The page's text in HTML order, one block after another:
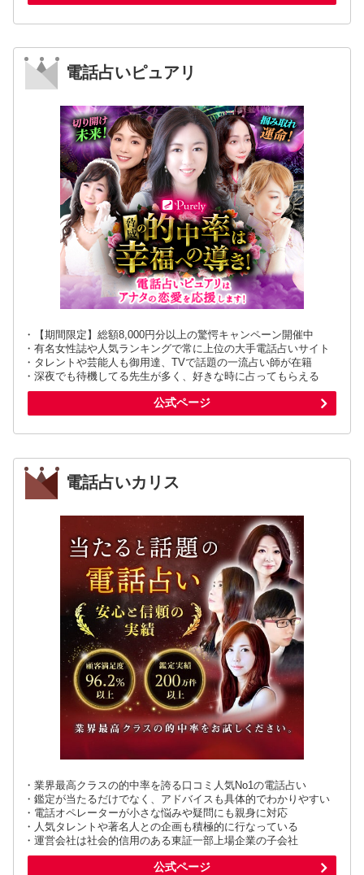
電話占いピュアリ
・【期間限定】総額8,000円分以上の驚愕キャンペーン開催中
・有名女性誌や人気ランキングで常に上位の大手電話占いサイト
・タレントや芸能人も御用達、TVで話題の一流占い師が在籍
・深夜でも待機してる先生が多く、好きな時に占ってもらえる
公式ページ
電話占いカリス
・業界最高クラスの的中率を誇る口コミ人気No1の電話占い
・鑑定が当たるだけでなく、アドバイスも具体的でわかりやすい
・電話オペレーターが小さな悩みや疑問にも親身に対応
・人気タレントや著名人との企画も積極的に行なっている
・運営会社は社会的信用のある東証一部上場企業の子会社
公式ページ